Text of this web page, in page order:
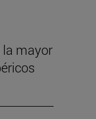
la mayor